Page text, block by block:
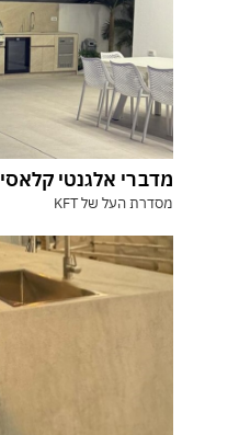
מדברי אלגנטי קלאסי
מסדרת העל של KFT